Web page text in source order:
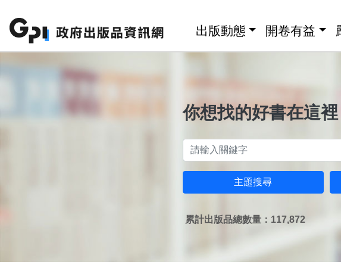
出版動態 開卷有益
你想找的好書在這裡
主題搜尋
累計出版品總數量：117,872